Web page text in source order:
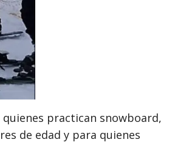
practican snowboard,
de edad y para quienes